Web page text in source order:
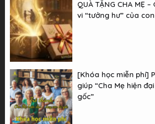
QUÀ TẶNG CHA MẸ
vi “tưởng hư” của con
[Khóa học miễn phí]
giúp “Cha Mẹ hiện
gốc”